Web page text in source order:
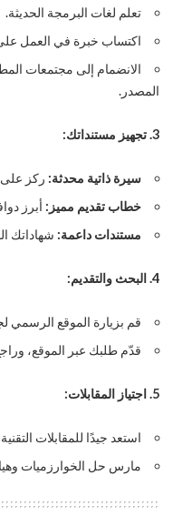
تعلم لغات البرمجة الحديثة.
اكتساب خبرة في العمل
الانضمام إلى مجتمعات
المصدر.
3. تجهيز مستنداتك:
سيرة ذاتية محدثة: ركز على
خطاب تقديم مميز: أبرز
مستندات داعمة: شهاداتك
4. البحث والتقديم:
قم بزيارة الموقع الرسمي
قدّم طلبك عبر الموقع،
5. اجتياز المقابلات:
استعد جيدًا للمقابلات
مارس حل الخوارزميات